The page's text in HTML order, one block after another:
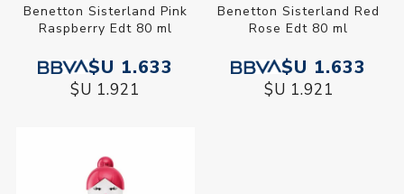
Benetton Sisterland Pink
Raspberry Edt 80 ml
$U 1.633
$U 1.921
Benetton Sisterland Red
Rose Edt 80 ml
$U 1.633
$U 1.921